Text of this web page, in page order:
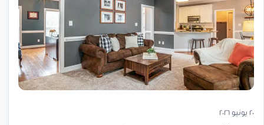
٢٠ يونيو ٢٠٢٦